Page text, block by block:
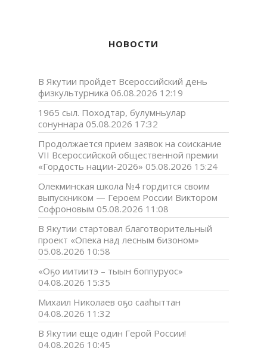
НОВОСТИ
В Якутии пройдет Всероссийский день
физкультурника 06.08.2026 12:19
1965 сыл. Походтар, булумньулар
сонуннара 05.08.2026 17:32
Продолжается прием заявок на соискание
VII Всероссийской общественной премии
«Гордость нации-2026» 05.08.2026 15:24
Олекминская школа №4 гордится своим
выпускником — Героем России Виктором
Софроновым 05.08.2026 11:08
В Якутии стартовал благотворительный
проект «Опека над лесным бизоном»
05.08.2026 10:58
«Оҕо иитиитэ – тыын боппуруос»
04.08.2026 15:35
Михаил Николаев оҕо сааһыттан
04.08.2026 11:32
В Якутии еще один Герой России!
04.08.2026 10:45